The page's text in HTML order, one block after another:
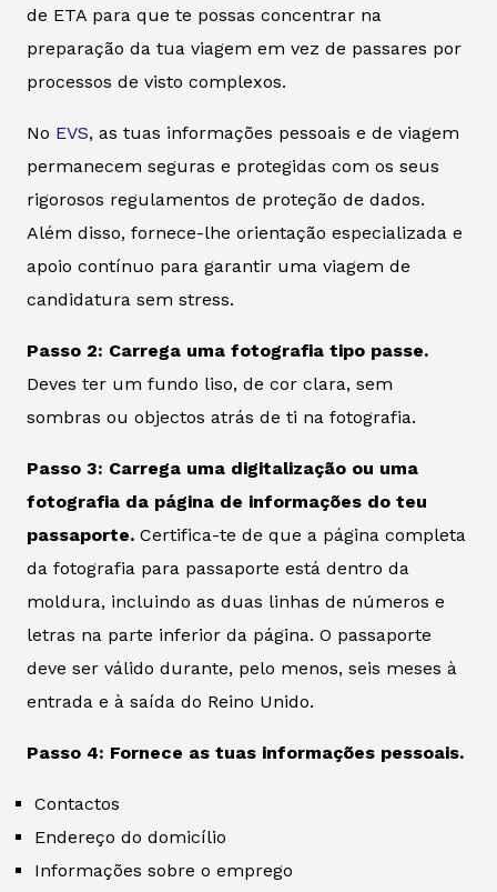
de ETA para que te possas concentrar na
preparação da tua viagem em vez de passares por
processos de visto complexos.
No EVS, as tuas informações pessoais e de viagem
permanecem seguras e protegidas com os seus
rigorosos regulamentos de proteção de dados.
Além disso, fornece-lhe orientação especializada e
apoio contínuo para garantir uma viagem de
candidatura sem stress.
Passo 2: Carrega uma fotografia tipo passe.
Deves ter um fundo liso, de cor clara, sem
sombras ou objectos atrás de ti na fotografia.
Passo 3: Carrega uma digitalização ou uma
fotografia da página de informações do teu
passaporte. Certifica-te de que a página completa
da fotografia para passaporte está dentro da
moldura, incluindo as duas linhas de números e
letras na parte inferior da página. O passaporte
deve ser válido durante, pelo menos, seis meses à
entrada e à saída do Reino Unido.
Passo 4: Fornece as tuas informações pessoais.
Contactos
Endereço do domicílio
Informações sobre o emprego